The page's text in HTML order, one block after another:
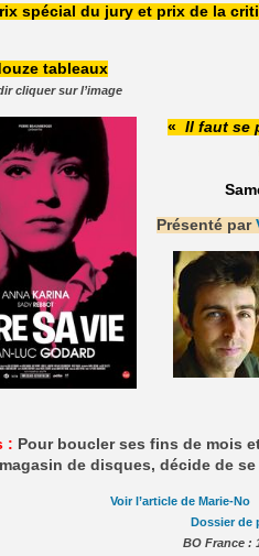
spécial du jury et prix de la
tableaux
cliquer sur l’image
« Il faut se
Présenté par
: Pour boucler ses fins de mois
de disques, décide de
Voir l’article de Marie-No
Dossier de
BO France :